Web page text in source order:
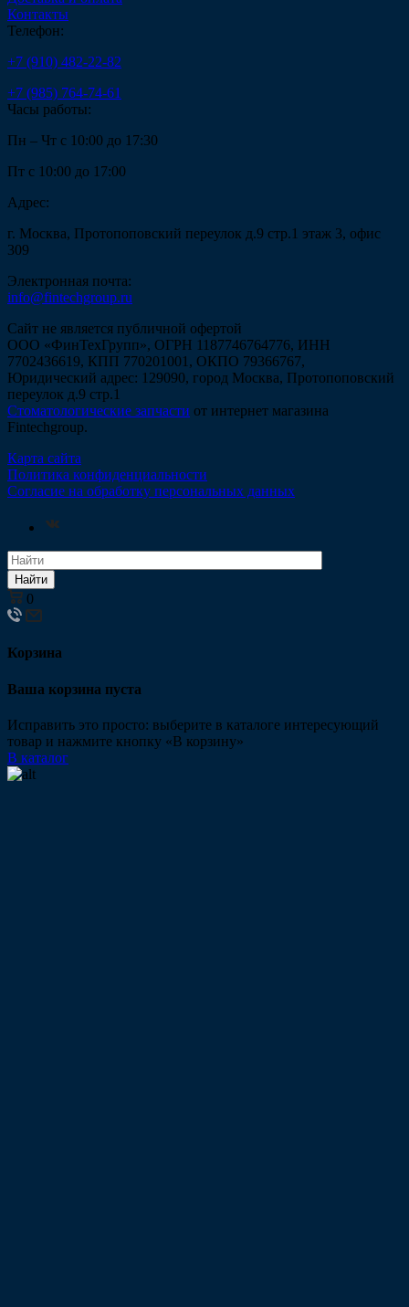
Контакты
Телефон:
+7 (910) 482-22-82
+7 (985) 764-74-61
Часы работы:
Пн – Чт с 10:00 до 17:30
Пт с 10:00 до 17:00
Адрес:
г. Москва, Протопоповский переулок д.9 стр.1 этаж 3, офис
309
Электронная почта:
info@fintechgroup.ru
Сайт не является публичной офертой
ООО «ФинТехГрупп», ОГРН 1187746764776, ИНН
7702436619, КПП 770201001, ОКПО 79366767,
Юридический адрес: 129090, город Москва, Протопоповский
переулок д.9 стр.1
Стоматологические запчасти от интернет магазина
Fintechgroup.
Карта сайта
Политика конфиденциальности
Согласие на обработку персональных данных
Найти
0
Корзина
Ваша корзина пуста
Исправить это просто: выберите в каталоге интересующий
товар и нажмите кнопку «В корзину»
В каталог